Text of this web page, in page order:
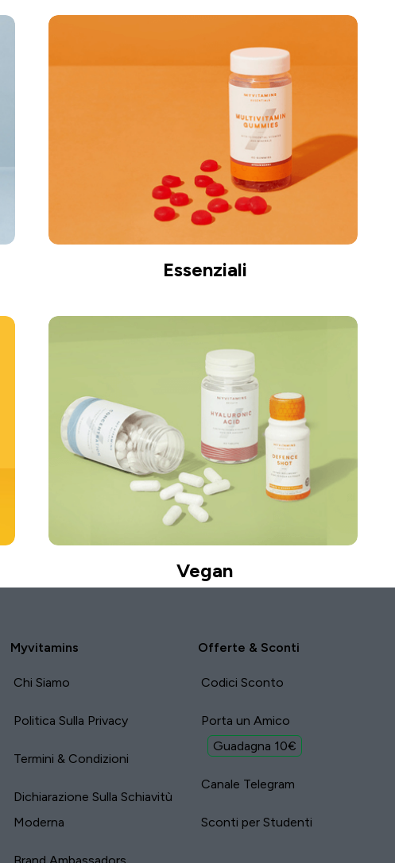
Essenziali
Vegan
Myvitamins
Chi Siamo
Politica Sulla Privacy
Termini & Condizioni
Dichiarazione Sulla Schiavitù
Moderna
Brand Ambassadors
Offerte & Sconti
Codici Sconto
Porta un Amico
Guadagna 10€
Canale Telegram
Sconti per Studenti